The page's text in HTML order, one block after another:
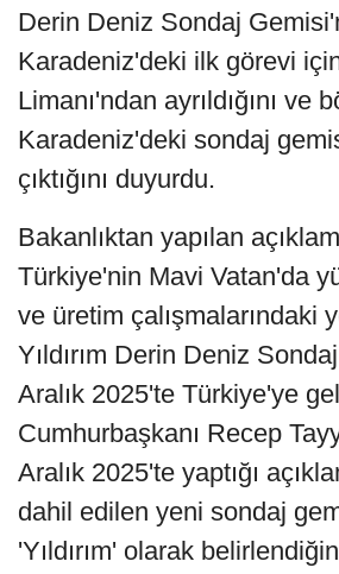
Derin Deniz Sondaj
Karadeniz'deki ilk görevi
Limanı'ndan ayrıldığını ve
Karadeniz'deki sondaj
çıktığını duyurdu.
Bakanlıktan yapılan
Türkiye'nin Mavi Vatan'da
ve üretim çalışmalarındaki
Yıldırım Derin Deniz
Aralık 2025'te Türkiye'ye
Cumhurbaşkanı Recep
Aralık 2025'te yaptığı
dahil edilen yeni sondaj
'Yıldırım' olarak